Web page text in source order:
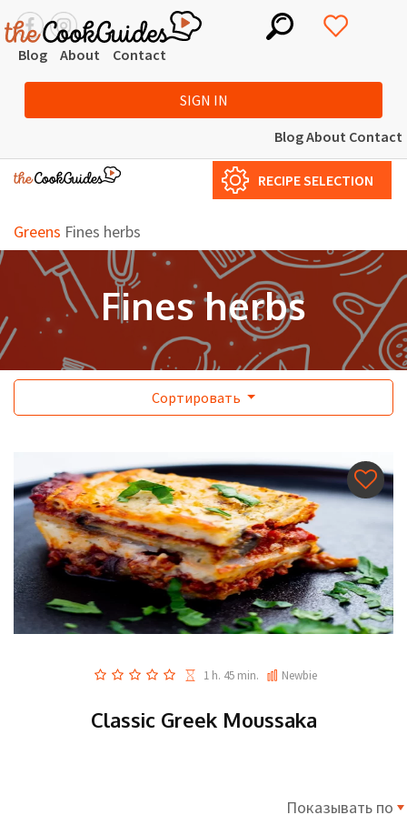
Blog About Contact
SIGN IN
BlogAbout Contact
RECIPE SELECTION
Greens Fines herbs
Fines herbs
Сортировать
1 h. 45 min. Newbie
Classic Greek Moussaka
Показывать по